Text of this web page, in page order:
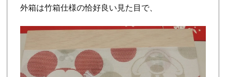
外箱は竹箱仕様の恰好良い見た目で、